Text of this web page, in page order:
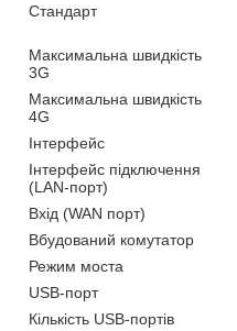
Стандарт
Максимальна швидкість
3G
Максимальна швидкість
4G
Інтерфейс
Інтерфейс підключення
(LAN-порт)
Вхід (WAN порт)
Вбудований комутатор
Режим моста
USB-порт
Кількість USB-портів